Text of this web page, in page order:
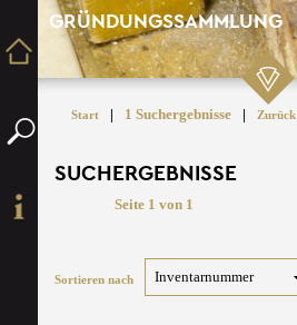
GRÜNDUNGSSAMMLUNG
Start | 1 Suchergebnisse | Zurück
SUCHERGEBNISSE
Seite 1 von 1
Sortieren nach